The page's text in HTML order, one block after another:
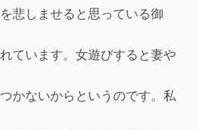
悲しませると思っている御
ています。女遊びすると妻や
かないからというのです。私